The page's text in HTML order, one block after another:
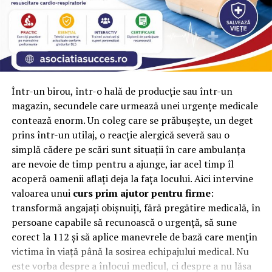
Pe lângă aspectul sănătății, impactul cultural al
tutunului firicel este semnificativ. În multe comunități,
acesta reprezintă nu doar o activitate individuală, ci și
sociale precum ceremonii, festivaluri și întâlniri
prietenești sunt adesea însoțite de aroma distinctivă a
tutunului firicel, creând legături între oameni și
păstrând vie tradiția fumatului.
În ceea ce privește producția de tutun firicel, există
inițiative de a promova metode sustenabile și ecologice.
Agricultorii sunt încurajați să adopte practici agricole
prietenoase cu mediul, iar producătorii se străduiesc să
reducă amprenta de carbon și să gestioneze responsabil
resursele naturale. Aceste eforturi reflectă preocuparea
tot mai mare pentru sustenabilitate și impactul asupra
mediului în cadrul industriei tutunului.
Într-un birou, într-o hală de producție sau într-un
magazin, secundele care urmează unei urgențe medicale
contează enorm. Un coleg care se prăbușește, un deget
prins într-un utilaj, o reacție alergică severă sau o
simplă cădere pe scări sunt situații în care ambulanța
are nevoie de timp pentru a ajunge, iar acel timp îl
acoperă oamenii aflați deja la fața locului. Aici intervine
valoarea unui curs prim ajutor pentru firme:
transformă angajați obișnuiți, fără pregătire medicală, în
persoane capabile să recunoască o urgență, să sune
corect la 112 și să aplice manevrele de bază care mențin
victima în viață până la sosirea echipajului medical. Nu
este vorba despre a înlocui medicul, ci despre a nu lăsa